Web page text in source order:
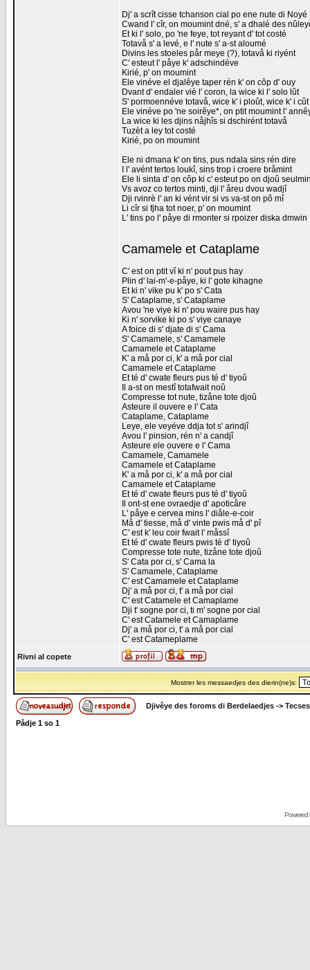
Dj' a scrît cisse tchanson cial po ene nute di Noyé
Cwand l' cîr, on moumint dné, s' a dhalé des
Et ki l' solo, po 'ne feye, tot reyant d' tot costé
Totavå s' a levé, e l' nute s' a-st aloumé
Divins les stoeles pår meye (?), totavå ki riyént
C' esteut l' påye k' adschindéve
Kirié, p' on moumint
Ele vinéve el djalêye taper rén k' on côp d' ouy
Dvant d' endaler viè l' coron, la wice ki l' solo lût
S' pormoennéve totavå, wice k' i ploût, wice k' i cût
Ele vinéve po 'ne soirêye*, on ptit moumint l'
La wice ki les djins nåjhîs si dschirént totavå
Tuzèt a ley tot costé
Kirié, po on moumint
Ele ni dmana k' on tins, pus ndala sins rén dire
I l' avént tertos loukî, sins trop i croere bråmint
Ele li sinta d' on côp ki c' esteut po on djoû
Vs avoz co tertos minti, dji l' åreu dvou wadjî
Dji rvinrè l' an ki vént vir si vs va-st on pô mî
Li cîr si fjha tot noer, p' on moumint
L' tins po l' påye di rmonter si rpoizer diska dmwin
Camamele et Cataplame
C' est on ptit vî ki n' pout pus hay
Plin d' lai-m'-e-påye, ki l' gote kihagne
Et ki n' vike pu k' po s' Cata
S' Cataplame, s' Cataplame
Avou 'ne viye ki n' pou waire pus hay
Ki n' sorvike ki po s' viye canaye
A foice di s' djate di s' Cama
S' Camamele, s' Camamele
Camamele et Cataplame
K' a må por ci, k' a må por cial
Camamele et Cataplame
Et té d' cwate fleurs pus té d' tiyoû
Il a-st on mestî totafwait noû
Compresse tot nute, tizåne tote djoû
Asteure il ouvere e l' Cata
Cataplame, Cataplame
Leye, ele veyéve ddja tot s' arindjî
Avou l' pinsion, rén n' a candjî
Asteure ele ouvere e l' Cama
Camamele, Camamele
Camamele et Cataplame
K' a må por ci, k' a må por cial
Camamele et Cataplame
Et té d' cwate fleurs pus té d' tiyoû
Il ont-st ene ovraedje d' apoticåre
L' påye e cervea mins l' diåle-e-coir
Må d' tiesse, må d' vinte pwis må d' pî
C' est k' leu coir fwait l' måssî
Et té d' cwate fleurs pwis té d' tiyoû
Compresse tote nute, tizåne tote djoû
S' Cata por ci, s' Cama la
S' Camamele, Cataplame
C' est Camamele et Cataplame
Dj' a må por ci, t' a må por cial
C' est Catamele et Camaplame
Dji t' sogne por ci, ti m' sogne por cial
C' est Catamele et Camaplame
Dj' a må por ci, t' a må por cial
C' est Catameplame
Rivni al copete
Mostrer les messaedjes des dierin(ne)s:
Djivêye des foroms di Berdelaedjes ->
Pådje 1 so 1
Powered